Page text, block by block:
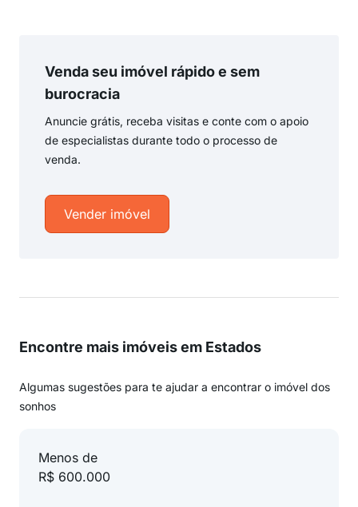
Venda seu imóvel rápido e sem
burocracia
Anuncie grátis, receba visitas e conte com o apoio
de especialistas durante todo o processo de
venda.
Vender imóvel
Encontre mais imóveis em Estados
Algumas sugestões para te ajudar a encontrar o imóvel dos
sonhos
Menos de
R$ 600.000